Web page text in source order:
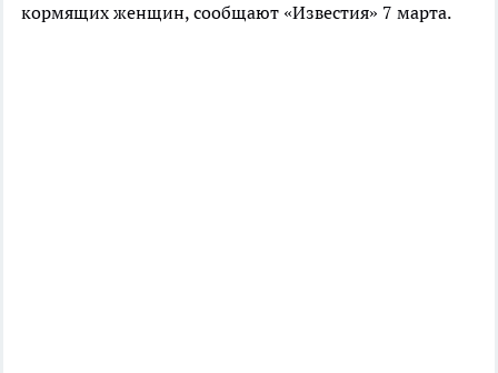
кормящих женщин, сообщают «Известия» 7 марта.